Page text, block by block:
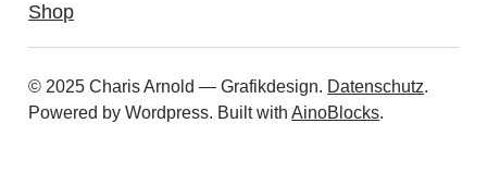
Shop
© 2025 Charis Arnold — Grafikdesign. Datenschutz.
Powered by Wordpress. Built withAinoBlocks.